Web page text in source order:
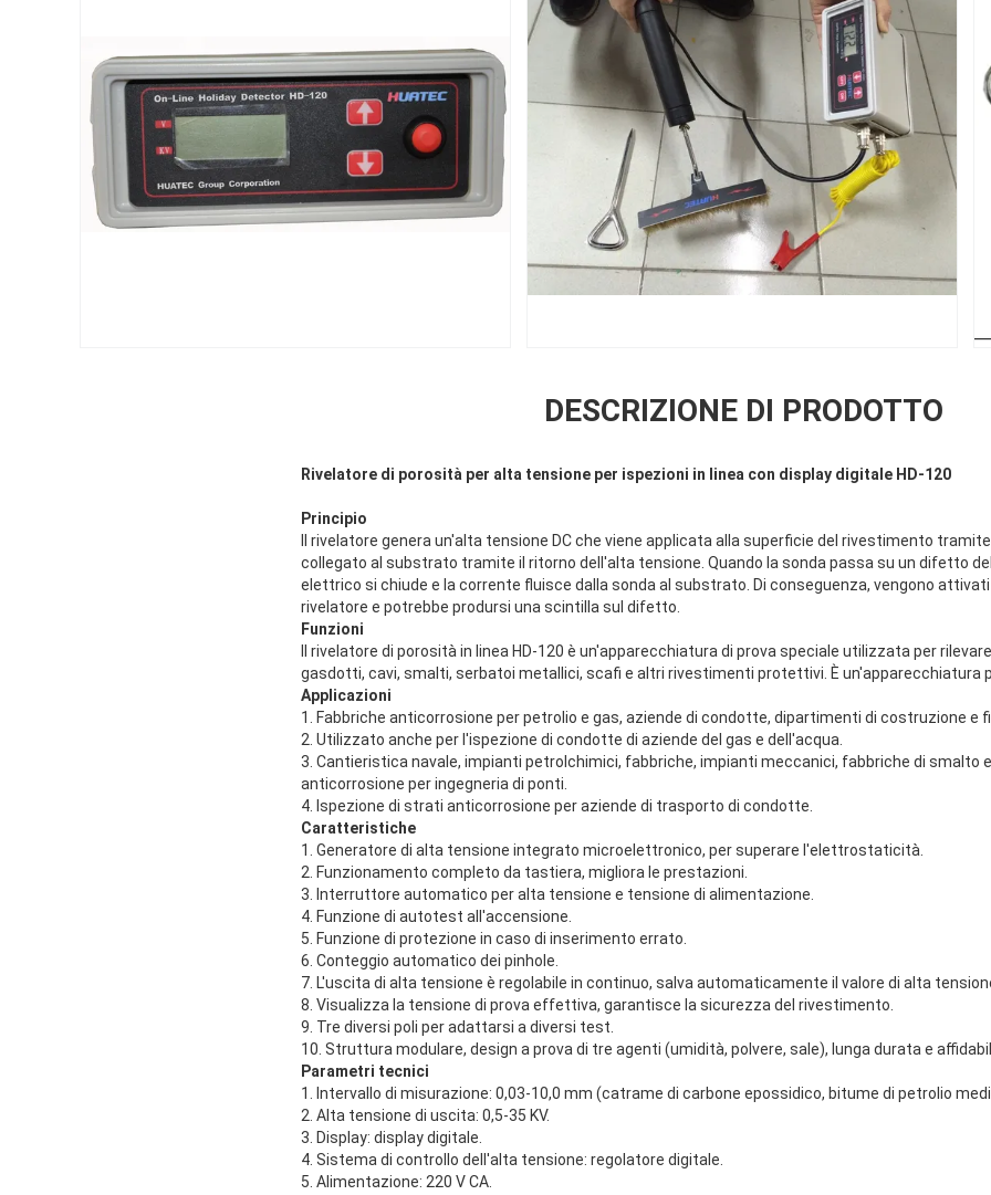
DESCRIZIONE DI PRODOTTO
Rivelatore di porosità per alta tensione per ispezioni in linea con display digitale HD-120
Principio
Il rivelatore genera un'alta tensione DC che viene applicata alla superficie del rivestimento
collegato al substrato tramite il ritorno dell'alta tensione. Quando la sonda passa su un difetto
elettrico si chiude e la corrente fluisce dalla sonda al substrato. Di conseguenza, vengono
rivelatore e potrebbe prodursi una scintilla sul difetto.
Funzioni
Il rivelatore di porosità in linea HD-120 è un'apparecchiatura di prova speciale utilizzata per
gasdotti, cavi, smalti, serbatoi metallici, scafi e altri rivestimenti protettivi. È un'apparecchiatura
Applicazioni
1. Fabbriche anticorrosione per petrolio e gas, aziende di condotte, dipartimenti di costruzione e
2. Utilizzato anche per l'ispezione di condotte di aziende del gas e dell'acqua.
3. Cantieristica navale, impianti petrolchimici, fabbriche, impianti meccanici, fabbriche di smalto
anticorrosione per ingegneria di ponti.
4. Ispezione di strati anticorrosione per aziende di trasporto di condotte.
Caratteristiche
1. Generatore di alta tensione integrato microelettronico, per superare l'elettrostaticità.
2. Funzionamento completo da tastiera, migliora le prestazioni.
3. Interruttore automatico per alta tensione e tensione di alimentazione.
4. Funzione di autotest all'accensione.
5. Funzione di protezione in caso di inserimento errato.
6. Conteggio automatico dei pinhole.
7. L'uscita di alta tensione è regolabile in continuo, salva automaticamente il valore di alta
8. Visualizza la tensione di prova effettiva, garantisce la sicurezza del rivestimento.
9. Tre diversi poli per adattarsi a diversi test.
10. Struttura modulare, design a prova di tre agenti (umidità, polvere, sale), lunga durata e
Parametri tecnici
1. Intervallo di misurazione: 0,03-10,0 mm (catrame di carbone epossidico, bitume di petrolio
2. Alta tensione di uscita: 0,5-35 KV.
3. Display: display digitale.
4. Sistema di controllo dell'alta tensione: regolatore digitale.
5. Alimentazione: 220 V CA.